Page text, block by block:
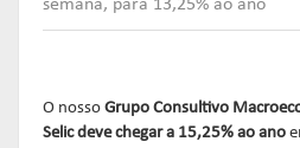
associados
LISTA DE ASSOCIADOS
fóruns de representação
grupos consultivos permanentes
autorregulação
solicitações
semana, para 13,25% ao ano
O nosso Grupo Consultivo
Selic deve chegar a 15,25% ao ano